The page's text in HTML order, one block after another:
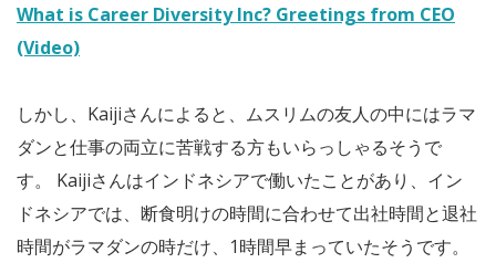
What is Career Diversity Inc? Greetings from CEO
(Video)
しかし、Kaijiさんによると、ムスリムの友人の中にはラマ
ダンと仕事の両立に苦戦する方もいらっしゃるそうで
す。 Kaijiさんはインドネシアで働いたことがあり、イン
ドネシアでは、断食明けの時間に合わせて出社時間と退社
時間がラマダンの時だけ、1時間早まっていたそうです。